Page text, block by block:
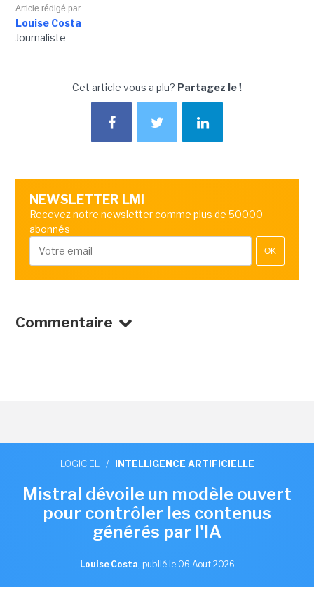
Article rédigé par
Louise Costa
Journaliste
Cet article vous a plu? Partagez le !
NEWSLETTER LMI
Recevez notre newsletter comme plus de 50000
abonnés
OK
Commentaire
LOGICIEL / INTELLIGENCE ARTIFICIELLE
Mistral dévoile un modèle ouvert
pour contrôler les contenus
générés par l'IA
Louise Costa, publié le 06 Aout 2026